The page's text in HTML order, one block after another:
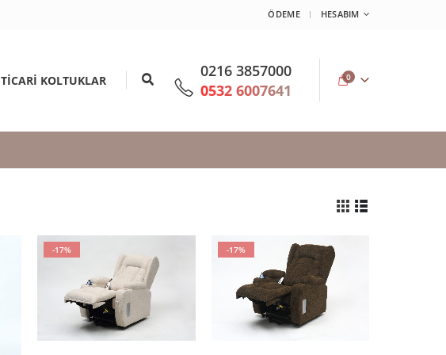
ÖDEME HESABIM
TICARI KOLTUKLAR
0216 3857000
0532 6007641
0
-17% -17%